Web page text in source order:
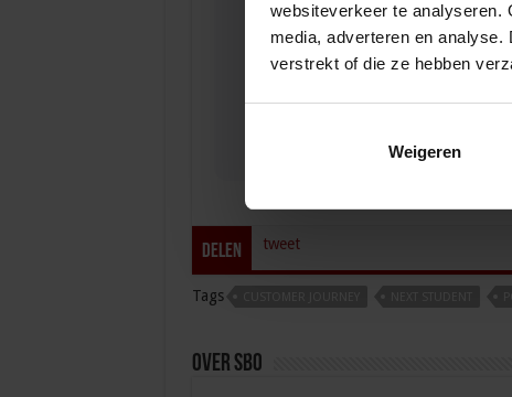
websiteverkeer te analyseren.
media, adverteren en
verstrekt of die ze hebben
Weigeren
Verkorte
ONDERWIJS
Delen tweet
Tags
Over sbo